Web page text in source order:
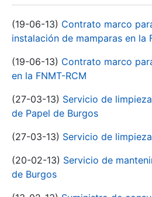
(19-06-13) Contrato marco
instalación de mamparas en la
(19-06-13) Contrato marco
en la FNMT-RCM
(27-03-13) Servicio de
de Papel de Burgos
(27-03-13) Servicio de
(20-02-13) Servicio de
de Burgos